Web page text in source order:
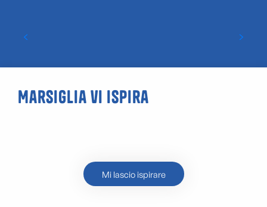
Marsiglia vi ispira
Mi lascio ispirare